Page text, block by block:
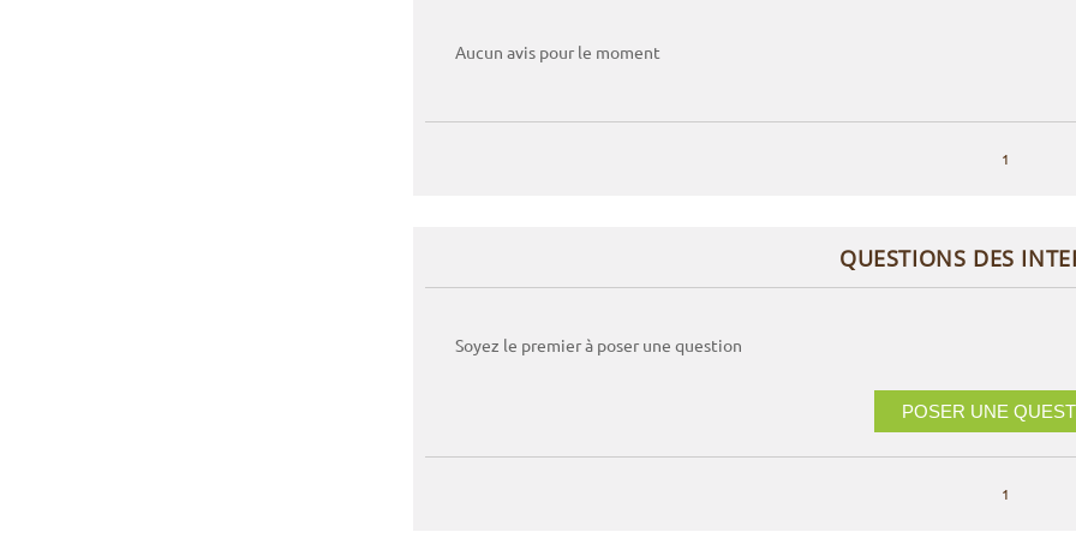
Aucun avis pour le moment
1
QUESTIONS DES
Soyez le premier à poser une question
POSER UNE
1